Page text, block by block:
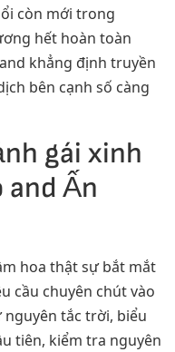
còn mới trong
hết hoàn toàn
khẳng định truyền
bên cạnh số càng
gái xinh
Ấn
hoa thật sự bắt mắt
cầu chuyên chút vào
tắc trời, biểu
tiên, kiểm tra nguyên